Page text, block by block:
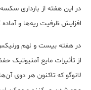
در این هفته از بارداری
افزایش ظرفیت ریه‌ها و
در هفته بیست و نهم
از تأثیرات مایع آمنیوتیک
لانوگو که تاکنون هر دوی